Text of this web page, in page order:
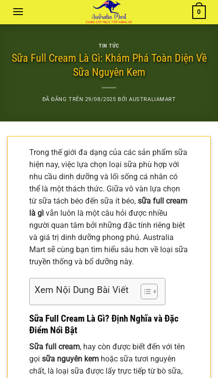
0
TIN TỨC
Sữa Full Cream Là Gì: Khám Phá Toàn Diện Về
Sữa Nguyên Kem
ĐÃ ĐĂNG TRÊN 29/08/2025 BỞIAUSTRALIAMART
Trong thế giới đa dạng của các sản phẩm sữa
hiện nay, việc lựa chọn loại sữa phù hợp với
nhu cầu dinh dưỡng và lối sống cá nhân có
thể là một thách thức. Giữa vô vàn lựa chọn
từ sữa tách béo đến sữa ít béo, sữa full cream
là gì vẫn luôn là một câu hỏi được nhiều
người quan tâm bởi những đặc tính riêng biệt
và giá trị dinh dưỡng phong phú. Australia
Mart sẽ cùng bạn tìm hiểu sâu hơn về loại sữa
truyền thống và bổ dưỡng này.
Xem Nội Dung Bài Viết
Sữa Full Cream Là Gì? Định Nghĩa và Đặc
Điểm Nổi Bật
Sữa full cream, hay còn được biết đến với tên
gọi sữa nguyên kem hoặc sữa tươi nguyên
chất, là loại sữa được lấy trực tiếp từ bò sữa,